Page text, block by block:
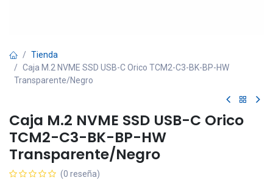
Tienda
Caja M.2 NVME SSD USB-C Orico TCM2-C3-BK-BP-HW
Transparente/Negro
Caja M.2 NVME SSD USB-C Orico
TCM2-C3-BK-BP-HW
Transparente/Negro
(0 reseña)